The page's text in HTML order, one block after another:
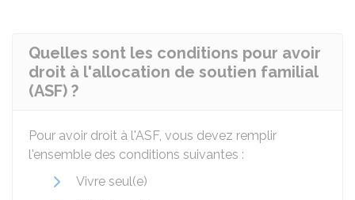
Quelles sont les conditions pour avoir
droit à l'allocation de soutien familial
(ASF) ?
Pour avoir droit à l'ASF, vous devez remplir
l'ensemble des conditions suivantes :
Vivre seul(e)